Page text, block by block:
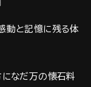
動と記憶に残る体
なだ万の懐石料